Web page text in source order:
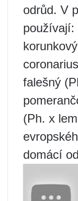
odrůd. V
používají:
falešný
(Ph. x
domácí